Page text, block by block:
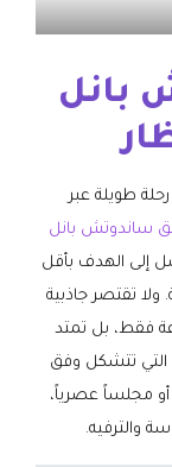
بانل
طويلة عبر
ساندوتش بانل
إلى الهدف بأقل
تقتصر جاذبية
فقط، بل تمتد
التي تتشكل وفق
أو مجلساً عصرياً،
والترفيه.